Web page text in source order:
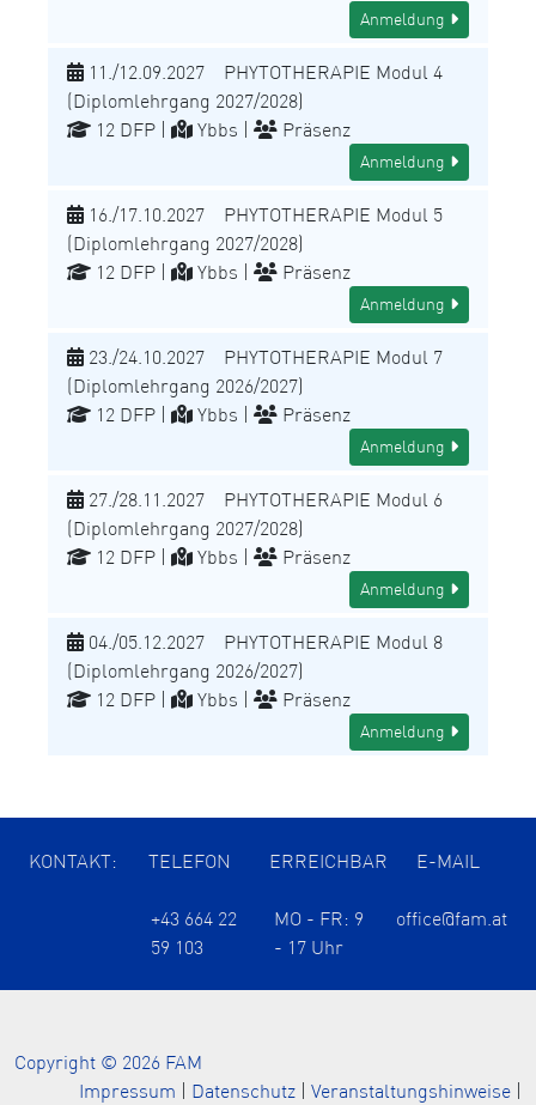
Anmeldung
11./12.09.2027 PHYTOTHERAPIE Modul 4
(Diplomlehrgang 2027/2028)
12 DFP |
Ybbs | Präsenz
Anmeldung
16./17.10.2027 PHYTOTHERAPIE Modul 5
(Diplomlehrgang 2027/2028)
12 DFP |
Ybbs | Präsenz
Anmeldung
23./24.10.2027 PHYTOTHERAPIE Modul 7
(Diplomlehrgang 2026/2027)
12 DFP |
Ybbs | Präsenz
Anmeldung
27./28.11.2027 PHYTOTHERAPIE Modul 6
(Diplomlehrgang 2027/2028)
12 DFP |
Ybbs | Präsenz
Anmeldung
04./05.12.2027 PHYTOTHERAPIE Modul 8
(Diplomlehrgang 2026/2027)
12 DFP |
Ybbs | Präsenz
Anmeldung
KONTAKT: TELEFON ERREICHBAR E-MAIL
+43 664 22
59 103
MO - FR: 9
- 17 Uhr
office@fam.at
Copyright © 2026 FAM
Impressum | Datenschutz | Veranstaltungshinweise |